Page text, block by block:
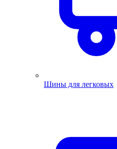
Шины для легковых